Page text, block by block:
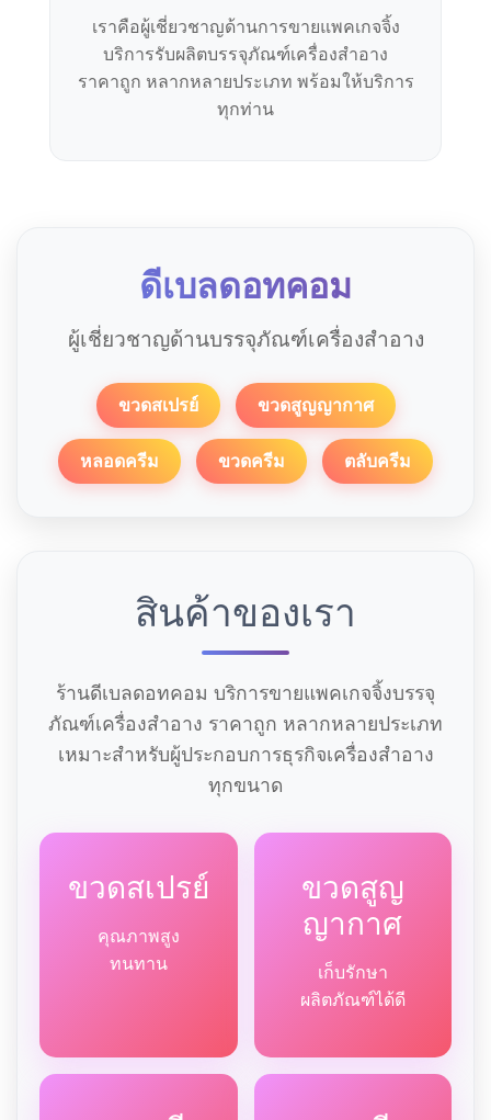
เราคือผู้เชี่ยวชาญด้านการขายแพคเกจจิ้ง
บริการรับผลิตบรรจุภัณฑ์เครื่องสำอาง
ราคาถูก หลากหลายประเภท พร้อมให้บริการ
ทุกท่าน
ดีเบลดอทคอม
ผู้เชี่ยวชาญด้านบรรจุภัณฑ์เครื่องสำอาง
ขวดสเปรย์ ขวดสูญญากาศ
หลอดครีม ขวดครีม ตลับครีม
สินค้าของเรา
ร้านดีเบลดอทคอม บริการขายแพคเกจจิ้งบรรจุ
ภัณฑ์เครื่องสำอาง ราคาถูก หลากหลายประเภท
เหมาะสำหรับผู้ประกอบการธุรกิจเครื่องสำอาง
ทุกขนาด
ขวดสเปรย์
คุณภาพสูง
ทนทาน
ขวดสูญ
ญากาศ
เก็บรักษา
ผลิตภัณฑ์ได้ดี